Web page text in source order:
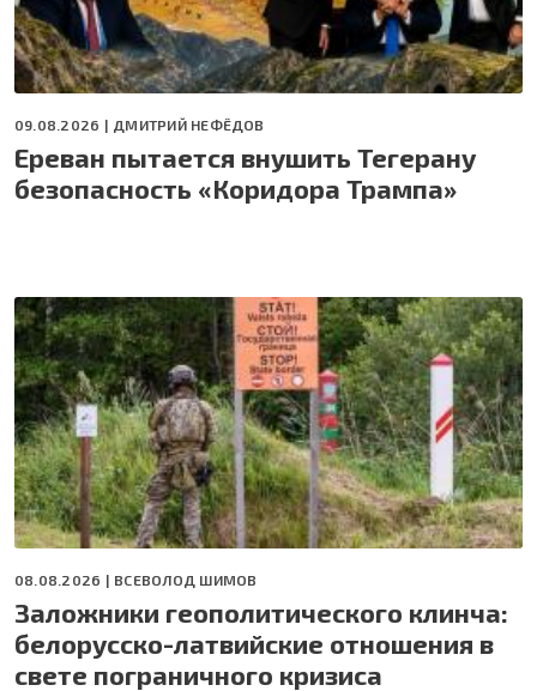
09.08.2026 | ДМИТРИЙ НЕФЁДОВ
Ереван пытается внушить Тегерану
безопасность «Коридора Трампа»
08.08.2026 | ВСЕВОЛОД ШИМОВ
Заложники геополитического клинча:
белорусско-латвийские отношения в
свете пограничного кризиса